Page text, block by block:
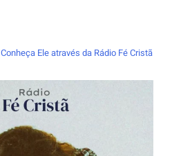
Conheça Ele através da Rádio Fé Cristã